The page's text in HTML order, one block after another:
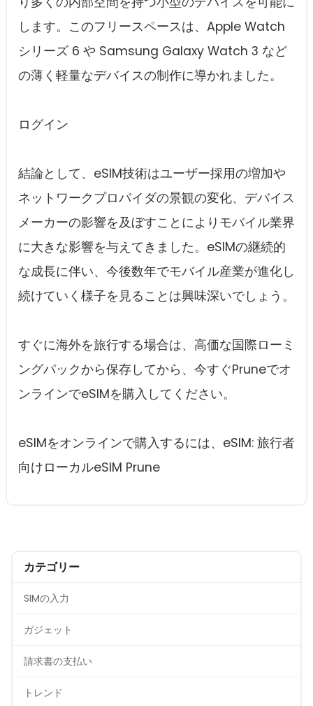
します。このフリースペースは、Apple Watch
シリーズ 6 や Samsung Galaxy Watch 3 など
の薄く軽量なデバイスの制作に導かれました。
ログイン
結論として、eSIM技術はユーザー採用の増加や
ネットワークプロバイダの景観の変化、デバイス
メーカーの影響を及ぼすことによりモバイル業界
に大きな影響を与えてきました。eSIMの継続的
な成長に伴い、今後数年でモバイル産業が進化し
続けていく様子を見ることは興味深いでしょう。
すぐに海外を旅行する場合は、高価な国際ローミ
ングパックから保存してから、今すぐPruneでオ
ンラインでeSIMを購入してください。
eSIMをオンラインで購入するには、eSIM: 旅行者
向けローカルeSIM Prune
カテゴリー
SIMの入力
ガジェット
請求書の支払い
トレンド